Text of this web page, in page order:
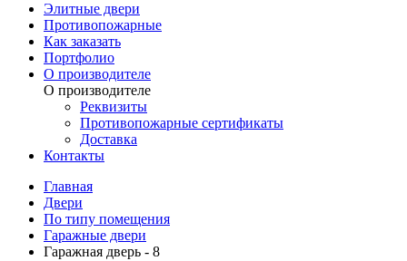
Элитные двери
Противопожарные
Как заказать
Портфолио
О производителе
О производителе
Реквизиты
Противопожарные сертификаты
Доставка
Контакты
Главная
Двери
По типу помещения
Гаражные двери
Гаражная дверь - 8